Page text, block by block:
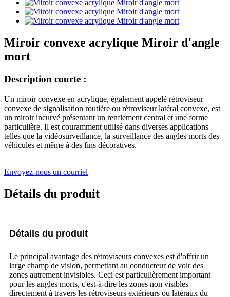
Miroir convexe acrylique Miroir d'angle
mort
Description courte :
Un miroir convexe en acrylique, également appelé rétroviseur
convexe de signalisation routière ou rétroviseur latéral convexe, est
un miroir incurvé présentant un renflement central et une forme
particulière. Il est couramment utilisé dans diverses applications
telles que la vidéosurveillance, la surveillance des angles morts des
véhicules et même à des fins décoratives.
Envoyez-nous un courriel
Détails du produit
Détails du produit
Le principal avantage des rétroviseurs convexes est d'offrir un
large champ de vision, permettant au conducteur de voir des
zones autrement invisibles. Ceci est particulièrement important
pour les angles morts, c'est-à-dire les zones non visibles
directement à travers les rétroviseurs extérieurs ou latéraux du